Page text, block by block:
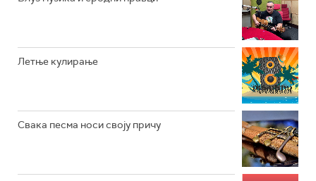
РАДИО ЏЕЗЕР
Летње кулирање
Свака песма носи своју причу